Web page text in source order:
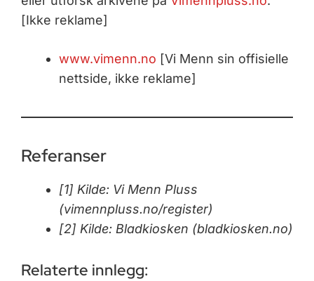
[Ikke reklame]
www.vimenn.no [Vi Menn sin offisielle
nettside, ikke reklame]
Referanser
[1] Kilde: Vi Menn Pluss
(vimennpluss.no/register)
[2] Kilde: Bladkiosken (bladkiosken.no)
Relaterte innlegg: